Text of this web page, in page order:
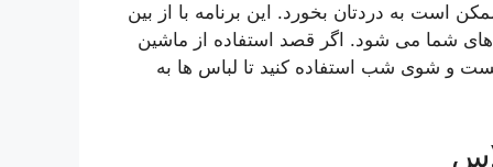
است به دردتان بخورد. این برنامه با از بین
شما می شود. اگر قصد استفاده از ماشین
و شوی شب استفاده کنید تا لباس ها به